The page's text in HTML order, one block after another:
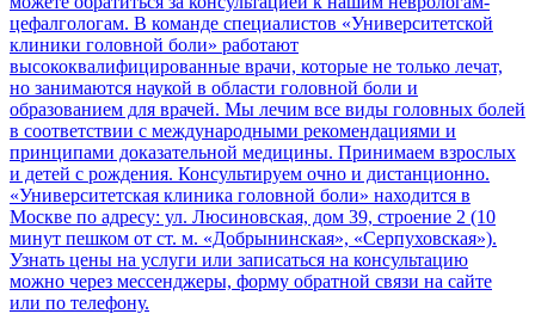
цефалгологам. В команде специалистов «Университетской
клиники головной боли» работают
высококвалифицированные врачи, которые не только лечат,
но занимаются наукой в области головной боли и
образованием для врачей. Мы лечим все виды головных болей
в соответствии с международными рекомендациями и
принципами доказательной медицины. Принимаем взрослых
и детей с рождения. Консультируем очно и дистанционно.
«Университетская клиника головной боли» находится в
Москве по адресу: ул. Люсиновская, дом 39, строение 2 (10
минут пешком от ст. м. «Добрынинская», «Серпуховская»).
Узнать цены на услуги или записаться на консультацию
можно через мессенджеры, форму обратной связи на сайте
или по телефону.